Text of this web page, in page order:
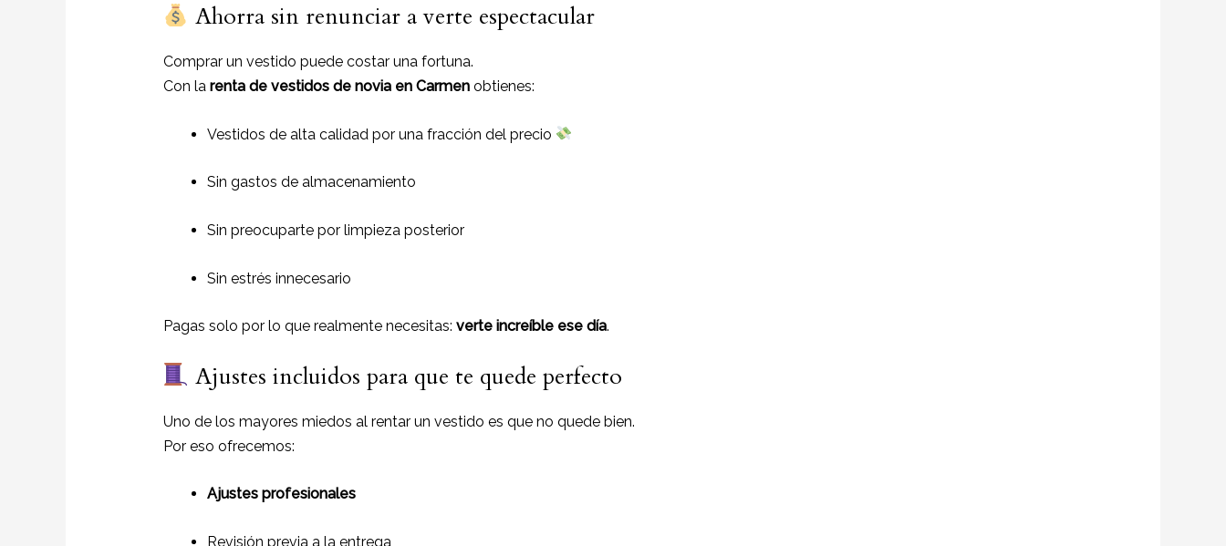
Ahorra sin renunciar a verte espectacular
Comprar un vestido puede costar una fortuna.
Con la renta de vestidos de novia en Carmen obtienes:
Vestidos de alta calidad por una fracción del precio
Sin gastos de almacenamiento
Sin preocuparte por limpieza posterior
Sin estrés innecesario
Pagas solo por lo que realmente necesitas: verte increíble ese día.
Ajustes incluidos para que te quede perfecto
Uno de los mayores miedos al rentar un vestido es que no quede bien.
Por eso ofrecemos:
Ajustes profesionales
Revisión previa a la entrega